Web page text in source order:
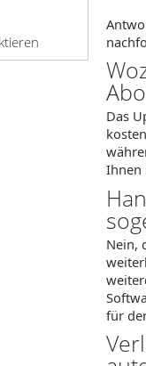
Das
Ihnen
Nein,
für